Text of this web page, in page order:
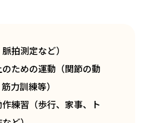
拍測定など）
ための運動（関節の動
⼒訓練等）
練習（歩⾏、家事、ト